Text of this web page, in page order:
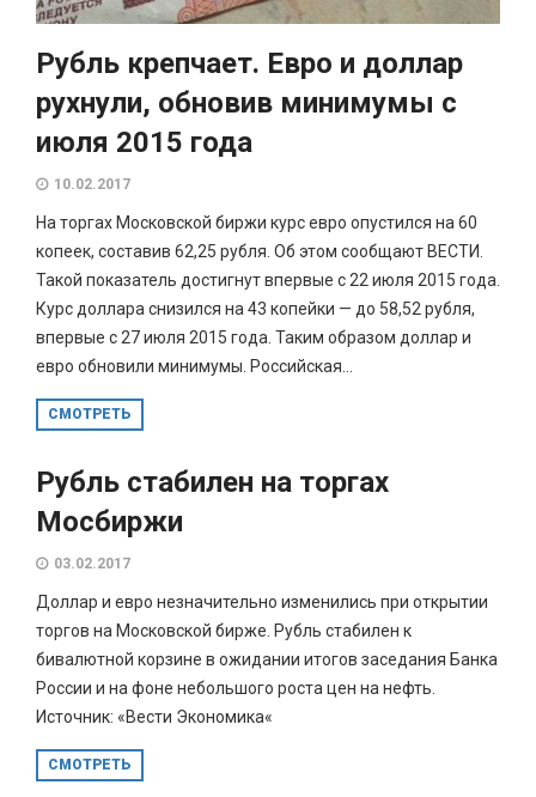
Рубль крепчает. Евро и доллар
рухнули, обновив минимумы с
июля 2015 года
10.02.2017
На торгах Московской биржи курс евро опустился на 60
копеек, составив 62,25 рубля. Об этом сообщают ВЕСТИ.
Такой показатель достигнут впервые с 22 июля 2015 года.
Курс доллара снизился на 43 копейки — до 58,52 рубля,
впервые с 27 июля 2015 года. Таким образом доллар и
евро обновили минимумы. Российская...
СМОТРЕТЬ
Рубль стабилен на торгах
Мосбиржи
03.02.2017
Доллар и евро незначительно изменились при открытии
торгов на Московской бирже. Рубль стабилен к
бивалютной корзине в ожидании итогов заседания Банка
России и на фоне небольшого роста цен на нефть.
Источник: «Вести Экономика«
СМОТРЕТЬ